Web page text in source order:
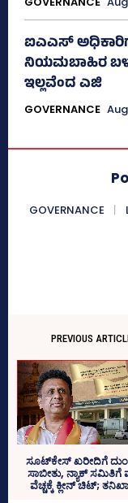
ಐಎಎಸ್‌
ನಿಯಮಬಾಹಿರ
ಇಲ್ಲವೆಂದ ಎಜಿ
GOVERNANCE
GOVERNANCE
PREVIOUS
ಸೂಟ್‌ಕೇಸ್‌ ಖರೀದಿಗೆ
ಸಾಬೀತು, ನ್ಯಾಕ್‌ ಸಮಿತಿಗೆ
ವೆಚ್ಚಕ್ಕೆ ಕ್ಲೀನ್‌ ಚಿಟ್‌;